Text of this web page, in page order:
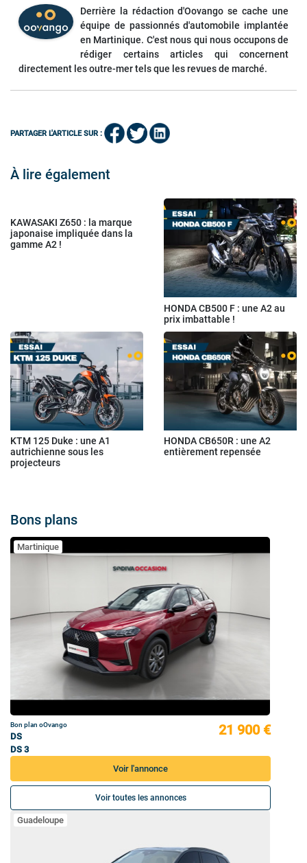
Derrière la rédaction d'Oovango se cache une
équipe de passionnés d'automobile implantée
en Martinique. C'est nous qui nous occupons de
rédiger certains articles qui concernent
directement les outre-mer tels que les revues de marché.
PARTAGER L'ARTICLE SUR :
À lire également
KAWASAKI Z650 : la marque
japonaise impliquée dans la
gamme A2 !
HONDA CB500 F : une A2 au
prix imbattable !
KTM 125 Duke : une A1
autrichienne sous les
projecteurs
HONDA CB650R : une A2
entièrement repensée
Bons plans
Martinique
Bon plan oOvango
DS
DS 3
21 900 €
Voir l'annonce
Voir toutes les annonces
Guadeloupe